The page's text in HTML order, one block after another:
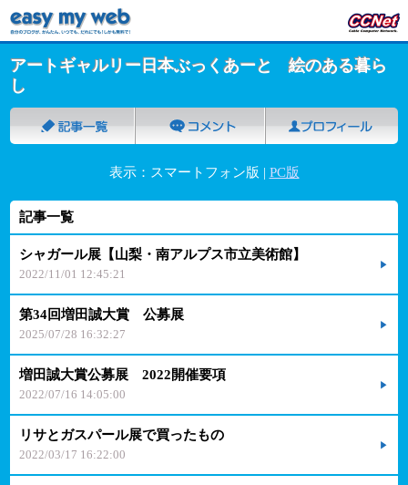
アートギャルリー日本ぶっくあーと 絵のある暮ら
し
表示：スマートフォン版 | PC版
記事一覧
シャガール展【山梨・南アルプス市立美術館】
2022/11/01 12:45:21
第34回増田誠大賞 公募展
2025/07/28 16:32:27
増田誠大賞公募展 2022開催要項
2022/07/16 14:05:00
リサとガスパール展で買ったもの
2022/03/17 16:22:00